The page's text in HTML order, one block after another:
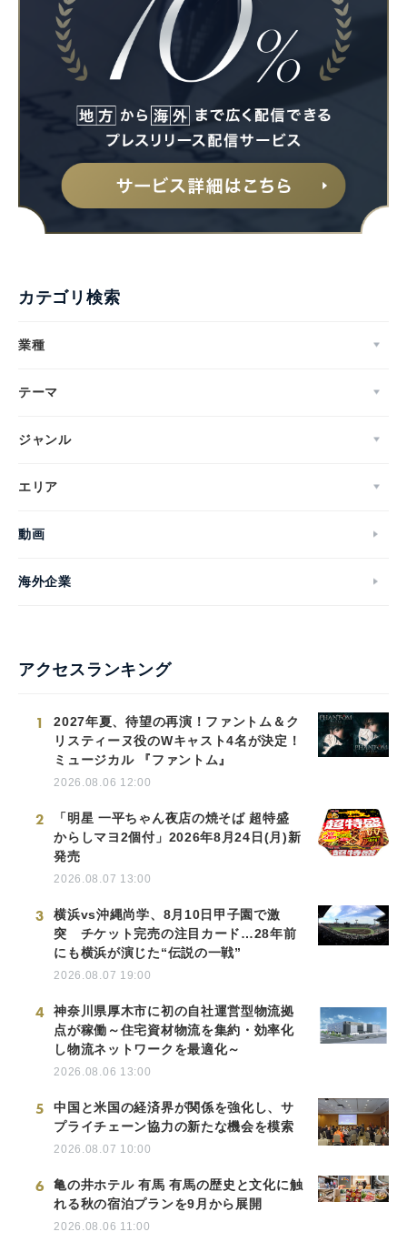
カテゴリ検索
業種
テーマ
ジャンル
エリア
動画
海外企業
アクセスランキング
1
2027年夏、待望の再演！ファントム＆ク
リスティーヌ役のWキャスト4名が決定！
ミュージカル 『ファントム』
2026.08.06 12:00
2
「明星 一平ちゃん夜店の焼そば 超特盛
からしマヨ2個付」2026年8月24日(月)新
発売
2026.08.07 13:00
3
横浜vs沖縄尚学、8月10日甲子園で激
突 チケット完売の注目カード…28年前
にも横浜が演じた“伝説の一戦”
2026.08.07 19:00
4
神奈川県厚木市に初の自社運営型物流拠
点が稼働～住宅資材物流を集約・効率化
し物流ネットワークを最適化～
2026.08.06 13:00
5
中国と米国の経済界が関係を強化し、サ
プライチェーン協力の新たな機会を模索
2026.08.07 10:00
6
亀の井ホテル 有馬 有馬の歴史と文化に触
れる秋の宿泊プランを9月から展開
2026.08.06 11:00